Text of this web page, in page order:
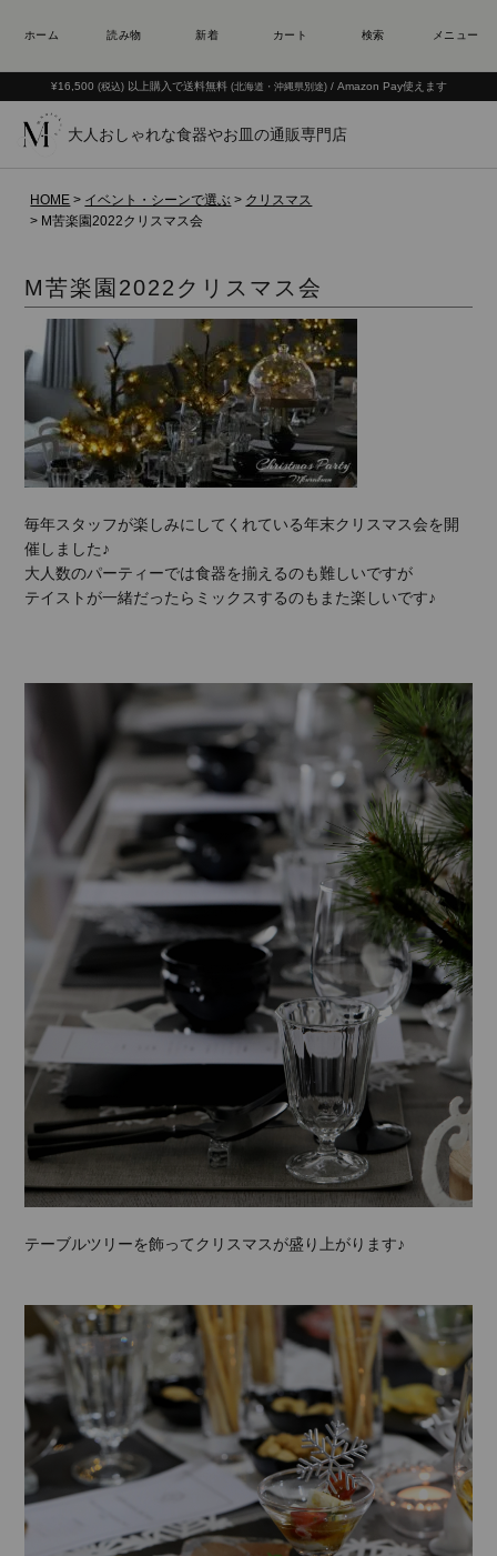
¥16,500 (税込) 以上購入で送料無料 (北海道・沖縄県別途) / Amazon Pay使えます
大人おしゃれな食器やお皿の通販専門店
HOME イベント・シーンで選ぶ
クリスマス
M苦楽園2022クリスマス会
M苦楽園2022クリスマス会
毎年スタッフが楽しみにしてくれている年末クリスマス会を開
催しました♪
大人数のパーティーでは食器を揃えるのも難しいですが
テイストが一緒だったらミックスするのもまた楽しいです♪
テーブルツリーを飾ってクリスマスが盛り上がります♪